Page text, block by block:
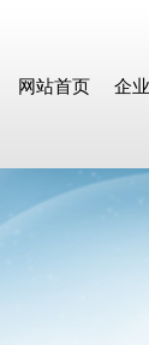
网站首页 企